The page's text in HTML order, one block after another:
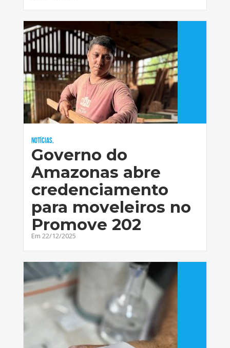
Notícias,
Governo do
Amazonas abre
credenciamento
para moveleiros no
Promove 202
Em 22/12/2025